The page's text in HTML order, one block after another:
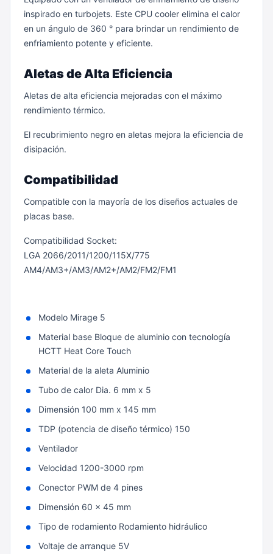
inspirado en turbojets. Este CPU cooler elimina el calor
en un ángulo de 360 ° para brindar un rendimiento de
enfriamiento potente y eficiente.
Aletas de Alta Eficiencia
Aletas de alta eficiencia mejoradas con el máximo
rendimiento térmico.
El recubrimiento negro en aletas mejora la eficiencia de
disipación.
Compatibilidad
Compatible con la mayoría de los diseños actuales de
placas base.
Compatibilidad Socket:
LGA 2066/2011/1200/115X/775
AM4/AM3+/AM3/AM2+/AM2/FM2/FM1
Modelo Mirage 5
Material base Bloque de aluminio con tecnología
HCTT Heat Core Touch
Material de la aleta Aluminio
Tubo de calor Dia. 6 mm x 5
Dimensión 100 mm x 145 mm
TDP (potencia de diseño térmico) 150
Ventilador
Velocidad 1200-3000 rpm
Conector PWM de 4 pines
Dimensión 60 x 45 mm
Tipo de rodamiento Rodamiento hidráulico
Voltaje de arranque 5V